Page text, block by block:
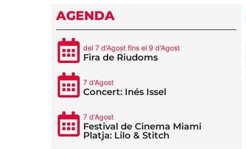
AGENDA
del 7 d'Agost fins el 9 d'Agost
Fira de Riudoms
7 d'Agost
Concert: Inés Issel
7 d'Agost
Festival de Cinema Miami
Platja: Lilo & Stitch